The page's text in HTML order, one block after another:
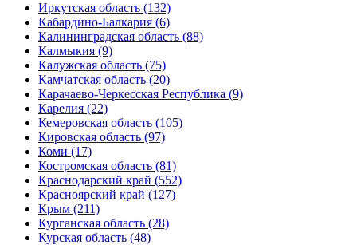
Иркутская область (132)
Кабардино-Балкария (6)
Калининградская область (88)
Калмыкия (9)
Калужская область (75)
Камчатская область (20)
Карачаево-Черкесская Республика (9)
Карелия (22)
Кемеровская область (105)
Кировская область (97)
Коми (17)
Костромская область (81)
Краснодарский край (552)
Красноярский край (127)
Крым (211)
Курганская область (28)
Курская область (48)